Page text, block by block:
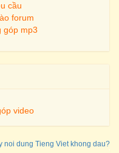
cầu
forum
góp mp3
video
noi dung Tieng Viet khong dau?